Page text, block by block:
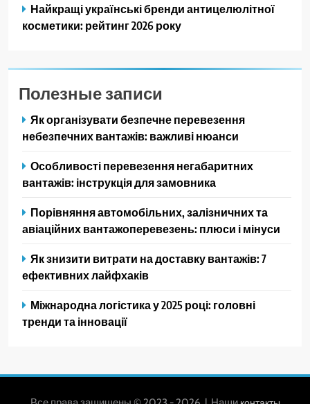
Найкращі українські бренди антицелюлітної
косметики: рейтинг 2026 року
Полезные записи
Як організувати безпечне перевезення
небезпечних вантажів: важливі нюанси
Особливості перевезення негабаритних
вантажів: інструкція для замовника
Порівняння автомобільних, залізничних та
авіаційних вантажоперевезень: плюси і мінуси
Як знизити витрати на доставку вантажів: 7
ефективних лайфхаків
Міжнародна логістика у 2025 році: головні
тренди та інновації